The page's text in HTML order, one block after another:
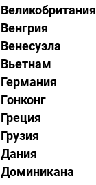
Великобритания
Венгрия
Венесуэла
Вьетнам
Германия
Гонконг
Греция
Грузия
Дания
Доминикана